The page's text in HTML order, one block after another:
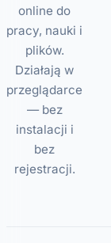
online do
pracy, nauki i
plików.
Działają w
przeglądarce
— bez
instalacji i
bez
rejestracji.